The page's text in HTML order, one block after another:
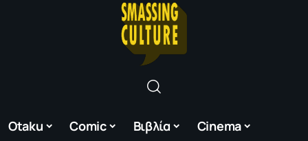
Otaku Comic Βιβλία Cinema